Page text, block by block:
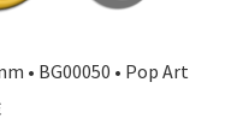
• BG00050 • Pop Art